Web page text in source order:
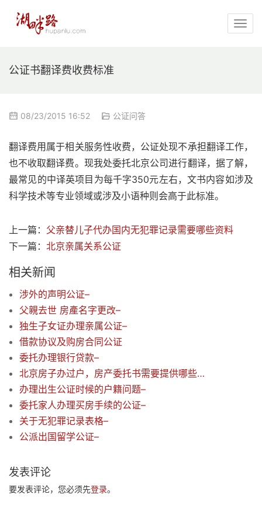
公证书翻译费收费标准
08/23/2015 16:52 公证问答
翻译费用属于相关服务性收费，公证处现不承担翻译工作，
也不收取翻译费。现我处委托北京公司进行翻译，据了解，
最常见的中译英项目为每千字350元左右，文书内容如涉及
科学技术等专业领域或涉及小语种则会高于此标准。
上一篇： 父亲替儿子代办国内无犯罪记录需要哪些资料
下一篇： 北京亲属关系公证
相关新闻
涉外的声明公证–
父親去世 房產名字更改–
独生子女证办理亲属公证–
借款协议及购房合同公证
委托办理银行贷款–
北京房子办过户，房产委托书需要提供哪些材料
办理出生公证时候的户籍问题–
委托家人办理买房手续的公证–
关于无犯罪记录表格–
公派出国留学公证–
发表评论
要发表评论，您必须先登录。